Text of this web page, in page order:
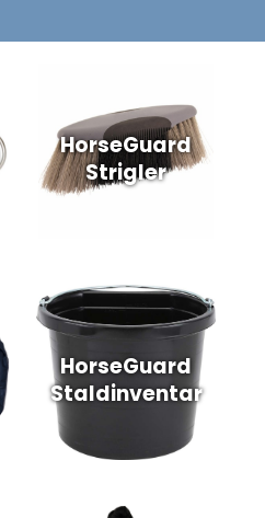
HorseGuard
Strigler
HorseGuard
Staldinventar